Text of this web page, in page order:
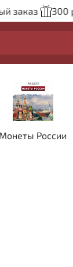
300
Монеты России